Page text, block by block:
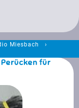
Miesbach
für